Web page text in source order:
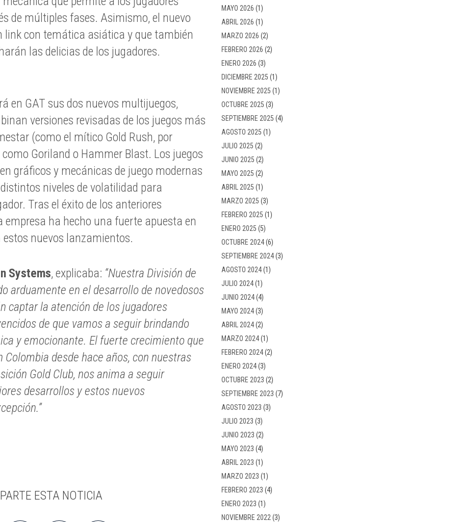
de múltiples fases. Asimismo, el nuevo
link con temática asiática y que también
las delicias de los jugadores.
en GAT sus dos nuevos multijuegos,
versiones revisadas de los juegos más
(como el mítico Gold Rush, por
Goriland o Hammer Blast. Los juegos
gráficos y mecánicas de juego modernas
niveles de volatilidad para
Tras el éxito de los anteriores
ha hecho una fuerte apuesta en
nuevos lanzamientos.
Systems, explicaba: “Nuestra División de
arduamente en el desarrollo de novedosos
captar la atención de los jugadores
de que vamos a seguir brindando
y emocionante. El fuerte crecimiento que
desde hace años, con nuestras
Gold Club, nos anima a seguir
desarrollos y estos nuevos
ESTA NOTICIA
MAYO 2026 (1)
ABRIL 2026 (1)
MARZO 2026 (2)
FEBRERO 2026 (2)
ENERO 2026 (3)
DICIEMBRE 2025 (1)
NOVIEMBRE 2025 (1)
OCTUBRE 2025 (3)
SEPTIEMBRE 2025 (4)
AGOSTO 2025 (1)
JULIO 2025 (2)
JUNIO 2025 (2)
MAYO 2025 (2)
ABRIL 2025 (1)
MARZO 2025 (3)
FEBRERO 2025 (1)
ENERO 2025 (5)
OCTUBRE 2024(6)
SEPTIEMBRE 2024(3)
AGOSTO 2024(1)
JULIO 2024(1)
JUNIO 2024(4)
MAYO 2024(3)
ABRIL 2024(2)
MARZO 2024(1)
FEBRERO 2024(2)
ENERO 2024(3)
OCTUBRE 2023 (2)
SEPTIEMBRE 2023 (7)
AGOSTO 2023 (3)
JULIO 2023 (3)
JUNIO 2023 (2)
MAYO 2023 (4)
ABRIL 2023 (1)
MARZO 2023 (1)
FEBRERO 2023 (4)
ENERO 2023 (1)
NOVIEMBRE 2022 (3)